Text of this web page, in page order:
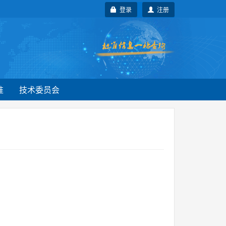
注册
登录
技术委员会